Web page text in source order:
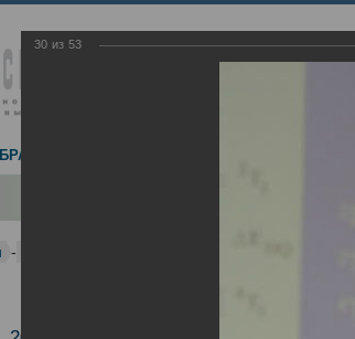
-
Международная конференция “Modern
30 из 53